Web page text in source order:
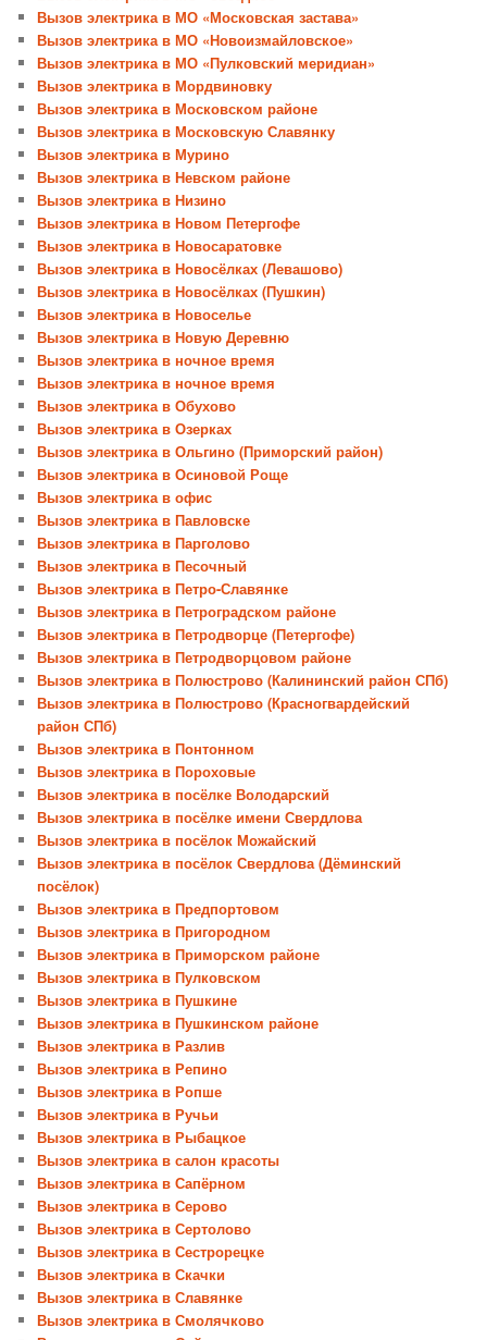
Вызов электрика в МО «Московская застава»
Вызов электрика в МО «Новоизмайловское»
Вызов электрика в МО «Пулковский меридиан»
Вызов электрика в Мордвиновку
Вызов электрика в Московском районе
Вызов электрика в Московскую Славянку
Вызов электрика в Мурино
Вызов электрика в Невском районе
Вызов электрика в Низино
Вызов электрика в Новом Петергофе
Вызов электрика в Новосаратовке
Вызов электрика в Новосёлках (Левашово)
Вызов электрика в Новосёлках (Пушкин)
Вызов электрика в Новоселье
Вызов электрика в Новую Деревню
Вызов электрика в ночное время
Вызов электрика в ночное время
Вызов электрика в Обухово
Вызов электрика в Озерках
Вызов электрика в Ольгино (Приморский район)
Вызов электрика в Осиновой Роще
Вызов электрика в офис
Вызов электрика в Павловске
Вызов электрика в Парголово
Вызов электрика в Песочный
Вызов электрика в Петро-Славянке
Вызов электрика в Петроградском районе
Вызов электрика в Петродворце (Петергофе)
Вызов электрика в Петродворцовом районе
Вызов электрика в Полюстрово (Калининский район СПб)
Вызов электрика в Полюстрово (Красногвардейский
район СПб)
Вызов электрика в Понтонном
Вызов электрика в Пороховые
Вызов электрика в посёлке Володарский
Вызов электрика в посёлке имени Свердлова
Вызов электрика в посёлок Можайский
Вызов электрика в посёлок Свердлова (Дёминский
посёлок)
Вызов электрика в Предпортовом
Вызов электрика в Пригородном
Вызов электрика в Приморском районе
Вызов электрика в Пулковском
Вызов электрика в Пушкине
Вызов электрика в Пушкинском районе
Вызов электрика в Разлив
Вызов электрика в Репино
Вызов электрика в Ропше
Вызов электрика в Ручьи
Вызов электрика в Рыбацкое
Вызов электрика в салон красоты
Вызов электрика в Сапёрном
Вызов электрика в Серово
Вызов электрика в Сертолово
Вызов электрика в Сестрорецке
Вызов электрика в Скачки
Вызов электрика в Славянке
Вызов электрика в Смолячково